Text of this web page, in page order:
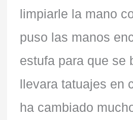
limpiarle la mano
puso las manos
estufa para que se
llevara tatuajes en
ha cambiado